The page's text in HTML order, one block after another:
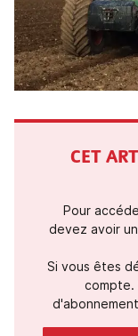
CET
Pour
devez avoir
Si vous êtes
compte.